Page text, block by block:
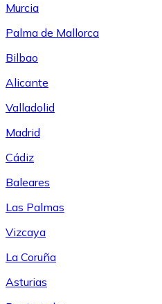
Murcia
Palma de Mallorca
Bilbao
Alicante
Valladolid
Madrid
Cádiz
Baleares
Las Palmas
Vizcaya
La Coruña
Asturias